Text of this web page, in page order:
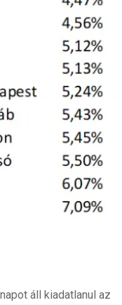
áll kiadatlanul az